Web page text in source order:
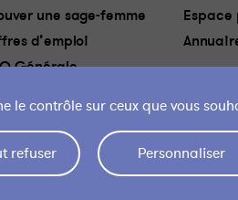
une sage-femme
d’emploi
Générale
Espace
légalesPolitique de confidentialitéMon
le contrôle sur ceux que vous
refuser Personnaliser